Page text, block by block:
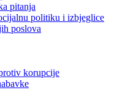
pitanja
politiku i izbjeglice
poslova
korupcije